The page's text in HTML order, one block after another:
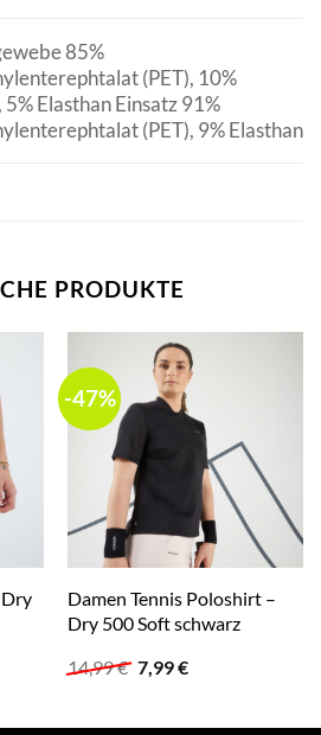
85%
(PET), 10%
5% Elasthan Einsatz 91%
(PET), 9% Elasthan
PRODUKTE
-47%
Damen Tennis Poloshirt –
Dry 500 Soft schwarz
14,99€ Ursprünglicher
14,99 €
7,99€Aktueller
7,99 €.